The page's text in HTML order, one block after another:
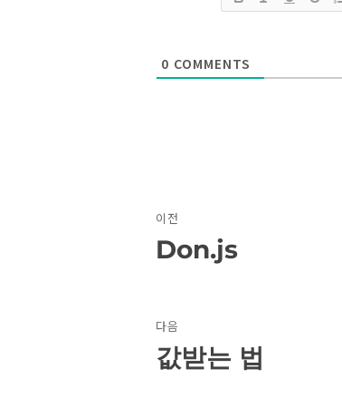
0 COMMENTS
탐
이전
이
Don.js
다음
다
값받는 법